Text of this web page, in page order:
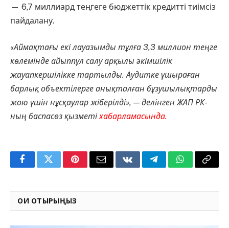
— 6,7 миллиард теңгеге бюджеттік кредитті тиімсіз
пайдалану.
«Аймақтағы екі лауазымды тұлға 3,3 миллион теңге
көлемінде айыппұл салу арқылы әкімшілік
жауапкершілікке тартылды. Аудитке ұшыраған
барлық объектілерге анықталған бұзушылықтарды
жою үшін нұсқаулар жіберілді», — делінген ЖАП РК-
ның баспасөз қызметіхабарламасында.
FacebookTwitterPinterestEmail VKontakteTelegramWhatsApp
Copy
ОҚИ ОТЫРЫҢЫЗ